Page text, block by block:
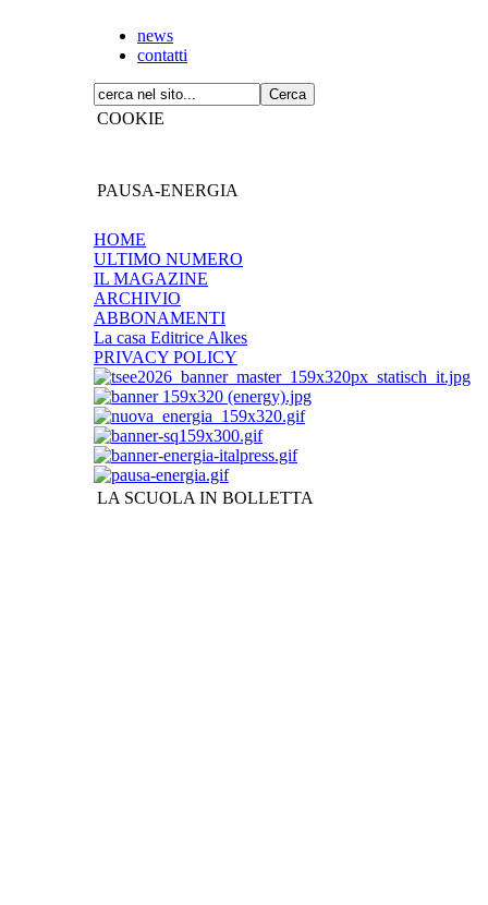
news
contatti
COOKIE
PAUSA-ENERGIA
HOME
ULTIMO NUMERO
IL MAGAZINE
ARCHIVIO
ABBONAMENTI
La casa Editrice Alkes
PRIVACY POLICY
LA SCUOLA IN BOLLETTA